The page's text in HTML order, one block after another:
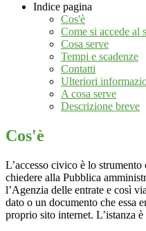
Indice pagina
Cos'è
Come si accede al
Cosa serve
Tempi e scadenze
Contatti
Ulteriori
A cosa serve
Descrizione breve
Cos'è
L’accesso civico è lo
chiedere alla Pubblica
l’Agenzia delle entrate e così
dato o un documento che essa
proprio sito internet. L’istanza